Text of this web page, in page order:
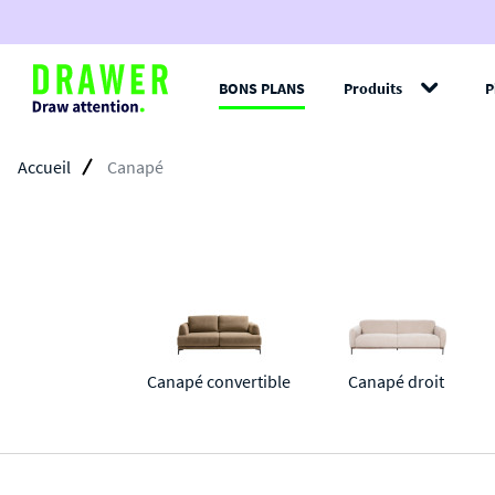
BONS PLANS Produits
Accueil Canapé
Canapé convertible Canapé droit